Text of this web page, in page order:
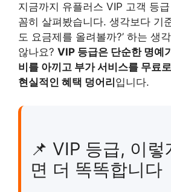
지금까지 유플러스 VIP 고객 등
꼼히 살펴봤습니다. 생각보다 기
도 요금제를 올려볼까?’ 하는 생
않나요? VIP 등급은 단순한 명예
비를 아끼고 부가 서비스를 무료
현실적인 혜택 덩어리 입니다.
📌 VIP 등급, 이
면 더 똑똑합니다